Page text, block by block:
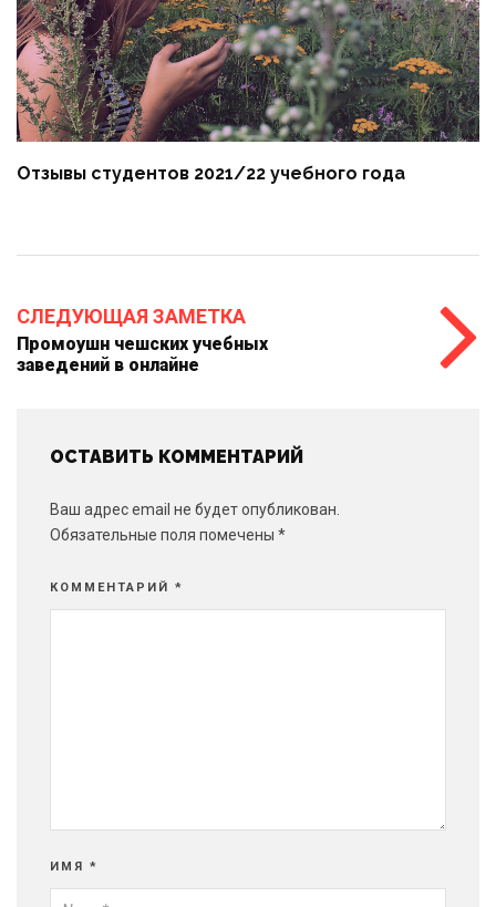
Отзывы студентов 2021/22 учебного года
СЛЕДУЮЩАЯ ЗАМЕТКА
Промоушн чешских учебных
заведений в онлайне
ОСТАВИТЬ КОММЕНТАРИЙ
Ваш адрес email не будет опубликован.
Обязательные поля помечены *
КОММЕНТАРИЙ *
ИМЯ *